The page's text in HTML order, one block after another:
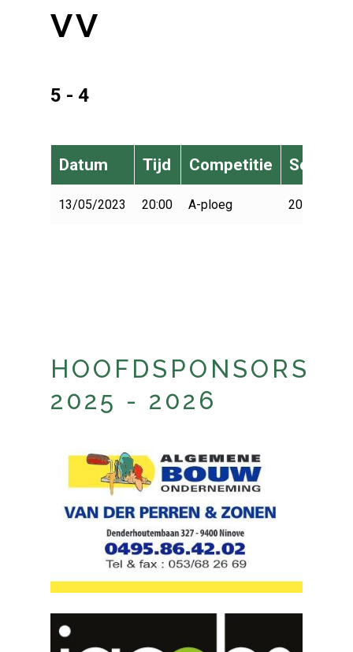
VV
5 - 4
Datum Tijd Competitie Seizoen
13/05/2023 20:00 A-ploeg 2022-2023
HOOFDSPONSORS
2025 - 2026